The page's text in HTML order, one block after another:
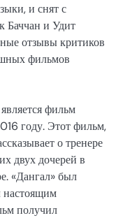
и снят с
Баччан и Удит
отзывы критиков
фильмов
фильм
году. Этот фильм,
о тренере
двух дочерей в
«Дангал» был
настоящим
получил